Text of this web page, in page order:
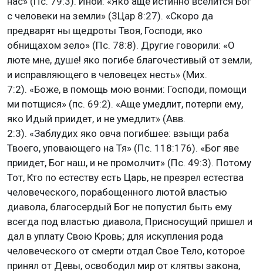
с человеки на земли» (3Цар 8:27). «Скоро да
предварят ны щедроты Твоя, Господи, яко
обнищахом зело» (Пс. 78:8). Другие говорили: «О
люте мне, душе! яко погибе благочестивый от земли,
и исправляющего в человецех несть» (Мих.
7:2). «Боже, в помощь мою вонми: Господи, помощи
ми потщися» (пс. 69:2). «Аще умедлит, потерпи ему,
яко Идый приидет, и не умедлит» (Авв.
2:3). «Заблудих яко овча погибшее: взыщи раба
Твоего, уповающего на Тя» (Пс. 118:176). «Бог яве
приидет, Бог наш, и не промолчит» (Пс. 49:3). Потому
Тот, Кто по естеству есть Царь, не презрел естества
человеческого, порабощенного лютой властью
диавола, благосердый Бог не попустил быть ему
всегда под властью диавола, Присносущий пришел и
дал в уплату Свою Кровь; для искупления рода
человеческого от смерти отдал Свое Тело, которое
принял от Девы, освободил мир от клятвы закона,